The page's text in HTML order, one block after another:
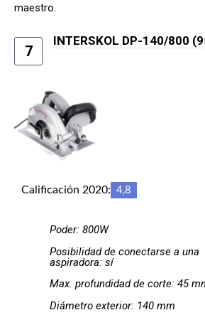
maestro.
7
INTERSKOL DP-140/800
Calificación 2020: 4,8
Poder: 800W
Posibilidad de conectarse a una
aspiradora: sí
Max. profundidad de corte: 45
Diámetro exterior: 140 mm